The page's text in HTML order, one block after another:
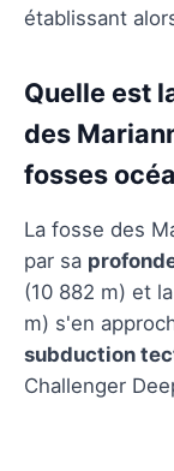
établissant
Quelle est
des
fosses
La fosse des
par sa
(10 882 m) et
m) s'en
subduction
Challenger